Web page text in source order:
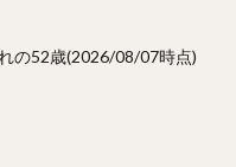
の52歳(2026/08/07時点)